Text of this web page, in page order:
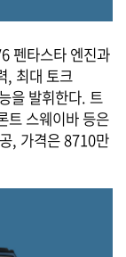
펜타스타 엔진과
, 최대 토크
을 발휘한다. 트
트 스웨이바 등은
, 가격은 8710만